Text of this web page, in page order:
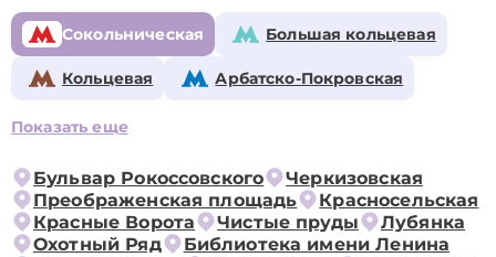
Сокольническая Большая кольцевая
Кольцевая Арбатско-Покровская
Показать еще
Бульвар Рокоссовского
Черкизовская
Преображенская площадь
Красносельская
Красные Ворота
Чистые пруды
Лубянка
Охотный Ряд
Библиотека имени Ленина